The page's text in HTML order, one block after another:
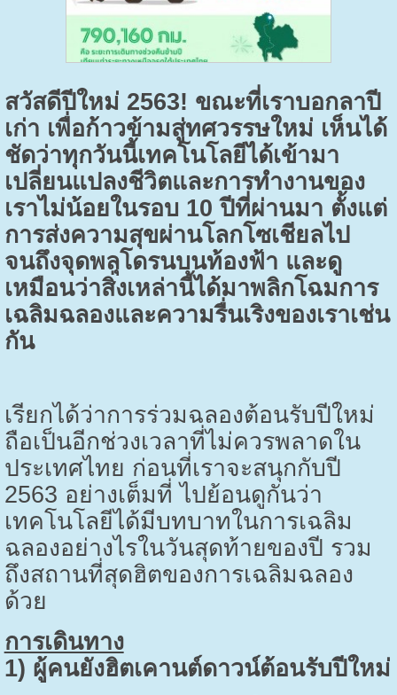
สวัสดีปีใหม่ 2563! ขณะที่เราบอกลาปี
เก่า เพื่อก้าวข้ามสู่ทศวรรษใหม่ เห็นได้
ชัดว่าทุกวันนี้เทคโนโลยีได้เข้ามา
เปลี่ยนแปลงชีวิตและการทำงานของ
เราไม่น้อยในรอบ 10ปีที่ผ่านมา ตั้งแต่
การส่งความสุขผ่านโลกโซเชียลไป
จนถึงจุดพลุโดรนบนท้องฟ้า และดู
เหมือนว่าสิ่งเหล่านี้ได้มาพลิกโฉมการ
เฉลิมฉลองและความรื่นเริงของเราเช่น
กัน
เรียกได้ว่าการร่วมฉลองต้อนรับปีใหม่
ถือเป็นอีกช่วงเวลาที่ไม่ควรพลาดใน
ประเทศไทย ก่อนที่เราจะสนุกกับปี
2563 อย่างเต็มที่ ไปย้อนดูกันว่า
เทคโนโลยีได้มีบทบาทในการเฉลิม
ฉลองอย่างไรในวันสุดท้ายของปี รวม
ถึงสถานที่สุดฮิตของการเฉลิมฉลอง
ด้วย
การเดินทาง
1) ผู้คนยังฮิตเคานต์ดาวน์ต้อนรับปีใหม่